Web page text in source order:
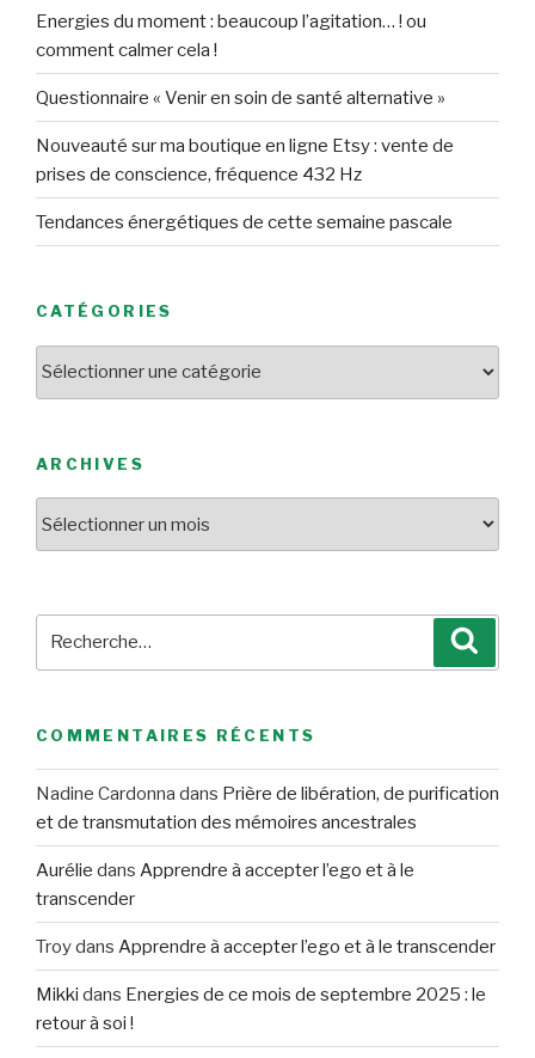
Energies du moment : beaucoup l’agitation… ! ou
comment calmer cela !
Questionnaire « Venir en soin de santé alternative »
Nouveauté sur ma boutique en ligne Etsy : vente de
prises de conscience, fréquence 432 Hz
Tendances énergétiques de cette semaine pascale
CATÉGORIES
ARCHIVES
COMMENTAIRES RÉCENTS
Nadine Cardonna dans Prière de libération, de purification
et de transmutation des mémoires ancestrales
Aurélie dans Apprendre à accepter l’ego et à le
transcender
Troydans Apprendre à accepter l’ego et à le transcender
Mikki dans Energies de ce mois de septembre 2025 : le
retour à soi !